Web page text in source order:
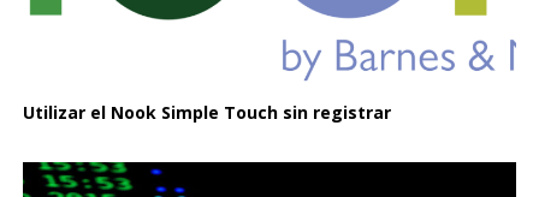
Utilizar el Nook Simple Touch sin registrar